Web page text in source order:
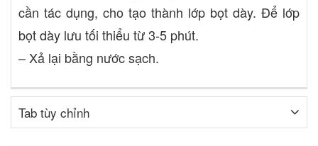
cần tác dụng, cho tạo thành lớp bọt dày. Để lớp
bọt dày lưu tối thiểu từ 3-5 phút.
– Xả lại bằng nước sạch.
Tab tùy chỉnh